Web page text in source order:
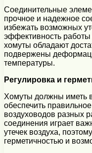
Соединительные
прочное и надежное
избежать возможных
эффективность работы
хомуты обладают
подвержены
температуры.
Регулировка и
Хомуты должны иметь
обеспечить
воздуховодов разных
соединения играет
утечек воздуха,
герметичностью и